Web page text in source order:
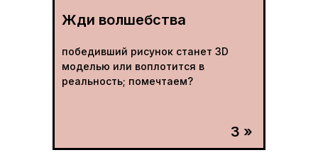
Жди волшебства
победивший рисунок станет 3D
моделью или воплотится в
реальность; помечтаем?
3 »